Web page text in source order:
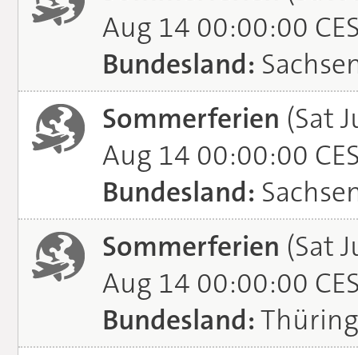
Aug 14 00:00:00
Bundesland:
Sommerferien (Sat
Aug 14 00:00:00
Bundesland:
Sommerferien (Sat
Aug 14 00:00:00
Bundesland: